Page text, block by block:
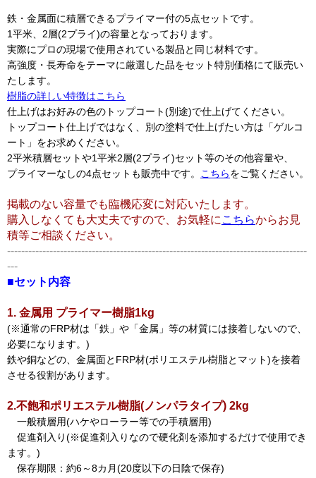
鉄・金属面に積層できるプライマー付の5点セットです。
1平米、2層(2プライ)の容量となっております。
実際にプロの現場で使用されている製品と同じ材料です。
高強度・長寿命をテーマに厳選した品をセット特別価格にて販売い
たします。
樹脂の詳しい特徴はこちら
仕上げはお好みの色のトップコート(別途)で仕上げてください。
トップコート仕上げではなく、別の塗料で仕上げたい方は「ゲルコ
ート」をお求めください。
2平米積層セットや1平米2層(2プライ)セット等のその他容量や、
プライマーなしの4点セットも販売中です。
こちらをご覧ください。
掲載のない容量でも臨機応変に対応いたします。
購入しなくても大丈夫ですので、お気軽に こちらからお見
積等ご相談ください。
-------------------------------------------------------------------------------------
---
■セット内容
1. 金属用 プライマー樹脂1kg
(※通常のFRP材は「鉄」や「金属」等の材質には接着しないので、
必要になります。)
鉄や銅などの、金属面とFRP材(ポリエステル樹脂とマット)を接着
させる役割があります。
2.不飽和ポリエステル樹脂(ノンパラタイプ) 2kg
一般積層用(ハケやローラー等での手積層用)
促進剤入り(※促進剤入りなので硬化剤を添加するだけで使用でき
ます。)
保存期限：約6～8カ月(20度以下の日陰で保存)